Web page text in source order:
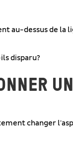
au-dessus de la
disparu?
changer